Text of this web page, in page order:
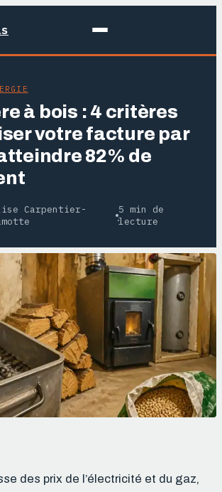
à bois : 4 critères
votre facture par
82% de
Carpentier-
·
5 min de
lecture
des prix de l’électricité et du gaz,